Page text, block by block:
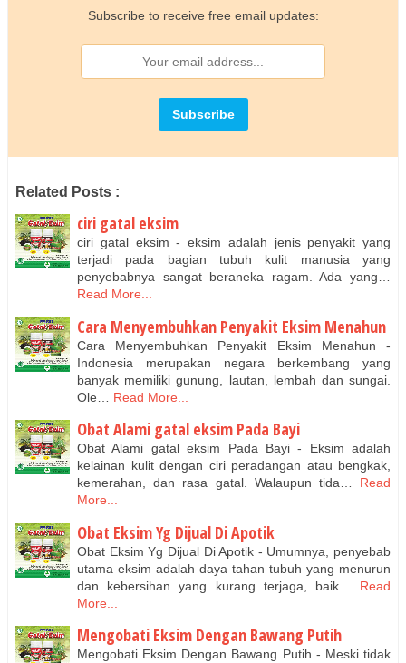
Subscribe to receive free email updates:
Related Posts :
ciri gatal eksim
ciri gatal eksim - eksim adalah jenis penyakit yang
terjadi pada bagian tubuh kulit manusia yang
penyebabnya sangat beraneka ragam. Ada yang…
Read More...
Cara Menyembuhkan Penyakit Eksim Menahun
Cara Menyembuhkan Penyakit Eksim Menahun -
Indonesia merupakan negara berkembang yang
banyak memiliki gunung, lautan, lembah dan sungai.
Ole…
Read More...
Obat Alami gatal eksim Pada Bayi
Obat Alami gatal eksim Pada Bayi - Eksim adalah
kelainan kulit dengan ciri peradangan atau bengkak,
kemerahan, dan rasa gatal. Walaupun tida…
Read
More...
Obat Eksim Yg Dijual Di Apotik
Obat Eksim Yg Dijual Di Apotik - Umumnya, penyebab
utama eksim adalah daya tahan tubuh yang menurun
dan kebersihan yang kurang terjaga, baik…
Read
More...
Mengobati Eksim Dengan Bawang Putih
Mengobati Eksim Dengan Bawang Putih - Meski tidak